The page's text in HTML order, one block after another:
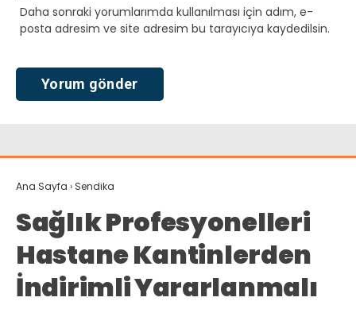
Daha sonraki yorumlarımda kullanılması için adım, e-
posta adresim ve site adresim bu tarayıcıya kaydedilsin.
Ana Sayfa › Sendika
Sağlık Profesyonelleri
Hastane Kantinlerden
İndirimli Yararlanmalı